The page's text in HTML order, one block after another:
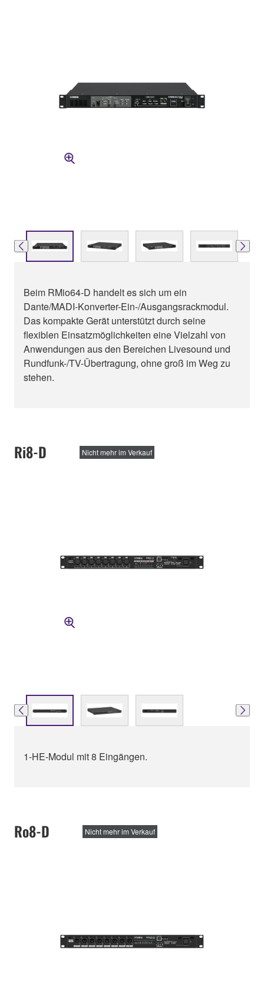
Beim RMio64-D handelt es sich um ein
Dante/MADI-Konverter-Ein-/Ausgangsrackmodul.
Das kompakte Gerät unterstützt durch seine
flexiblen Einsatzmöglichkeiten eine Vielzahl von
Anwendungen aus den Bereichen Livesound und
Rundfunk-/TV-Übertragung, ohne groß im Weg zu
stehen.
Ri8-D Nicht mehr im Verkauf
1-HE-Modul mit 8 Eingängen.
Ro8-D Nicht mehr im Verkauf